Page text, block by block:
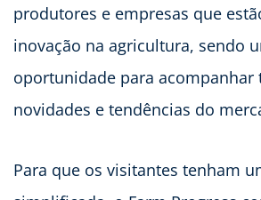
produtores e empresas que
inovação na agricultura, sendo
oportunidade para acompanhar
novidades e tendências do
Para que os visitantes tenham